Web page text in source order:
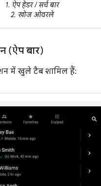
1. ऐप हेडर / सर्च बार
2. खोज ओवरले
(ऐप बार)
में खुले टैब शामिल हैं: